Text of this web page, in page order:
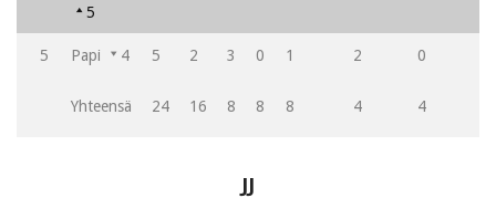
5
5 Papi 4 5 2 3 0 1 2 0
Yhteensä 24 16 8 8 8 4 4
JJ